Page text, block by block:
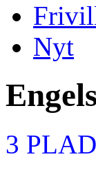
Nyt
3